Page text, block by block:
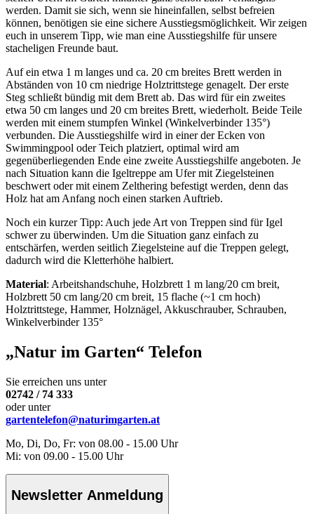
werden. Damit sie sich, wenn sie hineinfallen, selbst befreien
können, benötigen sie eine sichere Ausstiegsmöglichkeit. Wir zeigen
euch in unserem Tipp, wie man eine Ausstiegshilfe für unsere
stacheligen Freunde baut.
Auf ein etwa 1 m langes und ca. 20 cm breites Brett werden in
Abständen von 10 cm niedrige Holztrittstege genagelt. Der erste
Steg schließt bündig mit dem Brett ab. Das wird für ein zweites
etwa 50 cm langes und 20 cm breites Brett, wiederholt. Beide Teile
werden mit einem stumpfen Winkel (Winkelverbinder 135°)
verbunden. Die Ausstiegshilfe wird in einer der Ecken von
Swimmingpool oder Teich platziert, optimal wird am
gegenüberliegenden Ende eine zweite Ausstiegshilfe angeboten. Je
nach Situation kann die Igeltreppe am Ufer mit Ziegelsteinen
beschwert oder mit einem Zelthering befestigt werden, denn das
Holz hat am Anfang noch einen starken Auftrieb.
Noch ein kurzer Tipp: Auch jede Art von Treppen sind für Igel
schwer zu überwinden. Um die Situation ganz einfach zu
entschärfen, werden seitlich Ziegelsteine auf die Treppen gelegt,
dadurch wird die Kletterhöhe halbiert.
Material: Arbeitshandschuhe, Holzbrett 1 m lang/20 cm breit,
Holzbrett 50 cm lang/20 cm breit, 15 flache (~1 cm hoch)
Holztrittstege, Hammer, Holznägel, Akkuschrauber, Schrauben,
Winkelverbinder 135°
„Natur im Garten“ Telefon
Sie erreichen uns unter
02742 / 74 333
oder unter
gartentelefon@naturimgarten.at
Mo, Di, Do, Fr: von 08.00 - 15.00 Uhr
Mi: von 09.00 - 15.00 Uhr
Newsletter Anmeldung